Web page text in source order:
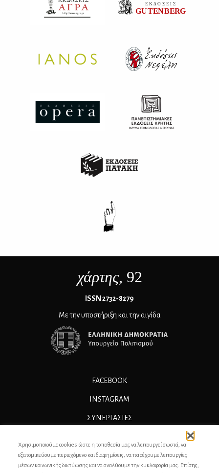
χάρτης, 92
ΙSSN 2732-8279
Με την υποστήριξη και την αιγίδα
FACEBOOK
INSTAGRAM
ΣΥΝΕΡΓΑΣΊΕΣ
ΕΠΙΚΟΙΝΩΝΙΑ
Χρησιμοποιούμε cookies ώστε η τοποθεσία μας να λειτουργεί σωστά, να
εξατομικεύουμε περιεχόμενο και διαφημίσεις, να παρέχουμε λειτουργίες
μέσων κοινωνικής δικτύωσης και να αναλύουμε την κυκλοφορία μας. Επίσης,